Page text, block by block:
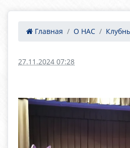
Главная О НАС
27.11.2024 07:28